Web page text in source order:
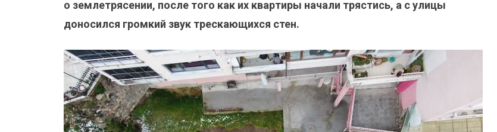
о землетрясении, после того как их квартиры начали трястись, а с улицы
доносился громкий звук трескающихся стен.